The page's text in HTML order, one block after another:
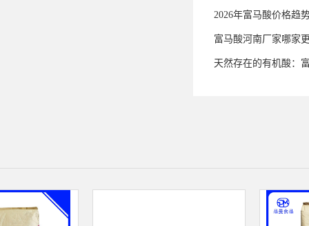
2026年富马酸价格趋
富马酸河南厂家哪家
天然存在的有机酸：